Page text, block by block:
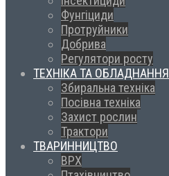
Фунгіциди
Протруйники
Добрива
Регулятори росту
ТЕХНІКА ТА ОБЛАДНАННЯ
Збиральна техніка
Посівна техніка
Захист рослин
Трактори
ТВАРИННИЦТВО
ВРХ